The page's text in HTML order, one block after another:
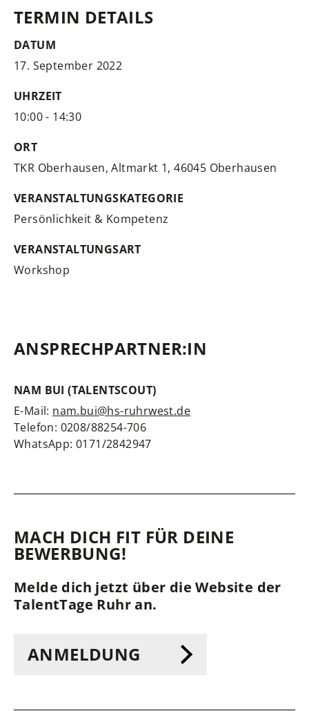
TERMIN DETAILS
DATUM
17. September 2022
UHRZEIT
10:00 - 14:30
ORT
TKR Oberhausen, Altmarkt 1, 46045 Oberhausen
VERANSTALTUNGSKATEGORIE
Persönlichkeit & Kompetenz
VERANSTALTUNGSART
Workshop
ANSPRECHPARTNER:IN
NAM BUI (TALENTSCOUT)
E-Mail: nam.bui@hs-ruhrwest.de
Telefon: 0208/88254-706
WhatsApp: 0171/2842947
MACH DICH FIT FÜR DEINE
BEWERBUNG!
Melde dich jetzt über die Website der
TalentTage Ruhr an.
ANMELDUNG